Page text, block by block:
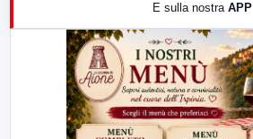
E sulla nostra APP